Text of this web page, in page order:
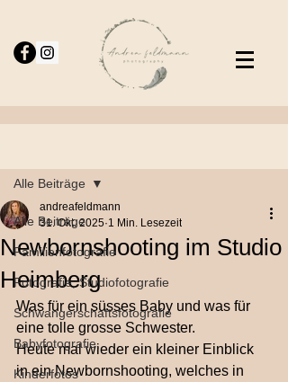
Alle Beiträge
Familienfotografie
Fotografie, Studiofotografie
Schwangerschaftsfotografie
Babyfotografie,
Kinderfotos
Alle Beiträge
Newbornshooting im Studio
Heimberg
andreafeldmann
31. Okt. 2025 1 Min. Lesezeit
Was für ein süsses Baby und was für
eine tolle grosse Schwester.
Heute mal wieder ein kleiner Einblick
in ein Newbornshooting, welches in